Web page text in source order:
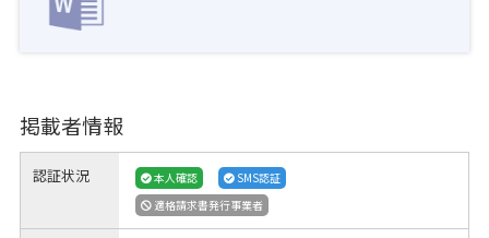
掲載者情報
認証状況 本人確認
SMS認証
適格請求書発行事業者